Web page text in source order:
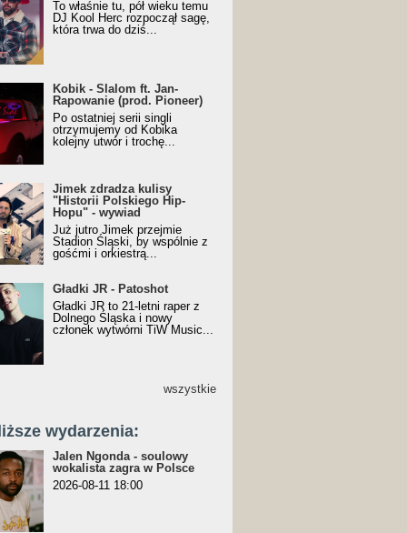
Roku (Popkillery 2023)
To właśnie tu, pół wieku temu
DJ Kool Herc rozpoczął sagę,
która trwa do dziś...
- Slalom ft. Jan-
(prod. Pioneer)
Music Visualiser]
Kobik - Slalom ft. Jan-
Rapowanie (prod. Pioneer)
Po ostatniej serii singli
otrzymujemy od Kobika
kolejny utwór i trochę...
zdradza kulisy "Historii
Hip-Hopu" - wywiad
Jimek zdradza kulisy
"Historii Polskiego Hip-
Hopu" - wywiad
Już jutro Jimek przejmie
Stadion Śląski, by wspólnie z
gośćmi i orkiestrą...
JR - Patoshot
Gładki JR - Patoshot
Gładki JR to 21-letni raper z
Dolnego Śląska i nowy
członek wytwórni TiW Music...
wszystkie
wydarzenia:
Jalen Ngonda - soulowy
wokalista zagra w Polsce
2026-08-11 18:00